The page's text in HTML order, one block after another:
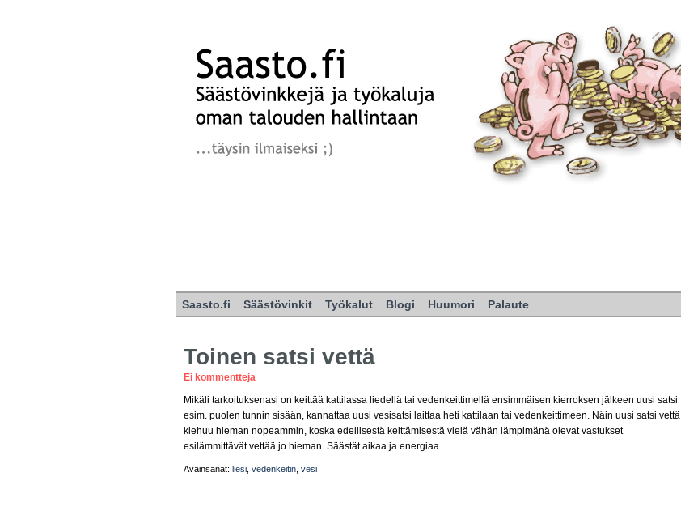
Saasto.fi Säästövinkit Työkalut Blogi Huumori Palaute
Toinen satsi vettä
Ei kommentteja
Mikäli tarkoituksenasi on keittää kattilassa liedellä tai vedenkeittimellä ensimmäisen kierroksen jälkeen uusi satsi
esim. puolen tunnin sisään, kannattaa uusi vesisatsi laittaa heti kattilaan tai vedenkeittimeen. Näin uusi satsi vettä
kiehuu hieman nopeammin, koska edellisestä keittämisestä vielä vähän lämpimänä olevat vastukset
esilämmittävät vettää jo hieman. Säästät aikaa ja energiaa.
Avainsanat: liesi vedenkeitin vesi